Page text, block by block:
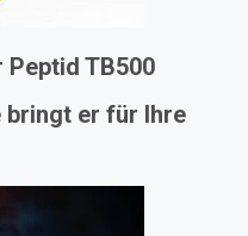
TB500
bringt er für Ihre